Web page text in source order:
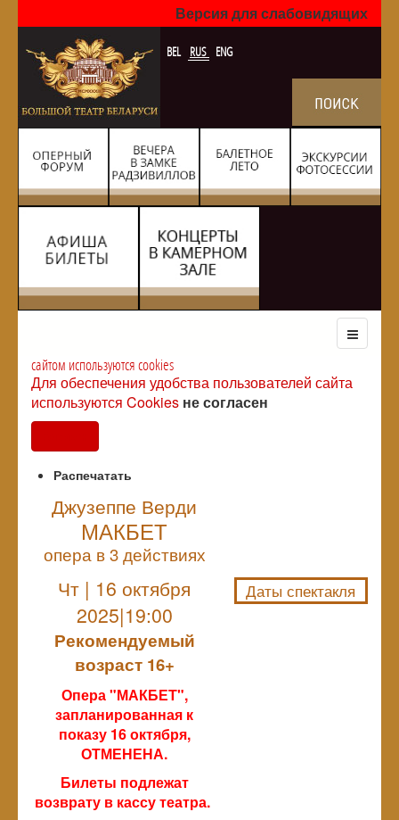
Версия для слабовидящих
BEL RUS ENG
сайтом используются cookies
Для обеспечения удобства пользователей сайта
используются Cookies не согласен
Распечатать
Джузеппе Верди
МАКБЕТ
опера в 3 действиях
Чт | 16 октября
2025|19:00
Рекомендуемый
возраст 16+
Опера "МАКБЕТ",
запланированная к
показу 16 октября,
ОТМЕНЕНА.
Билеты подлежат
возврату в кассу театра.
Даты спектакля